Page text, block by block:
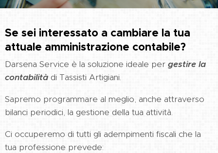
Se sei interessato a cambiare la tua
attuale amministrazione contabile?
Darsena Service è la soluzione ideale per gestire la
contabilità di Tassisti Artigiani.
Sapremo programmare al meglio, anche attraverso
bilanci periodici, la gestione della tua attività.
Ci occuperemo di tutti gli adempimenti fiscali che la
tua professione prevede: